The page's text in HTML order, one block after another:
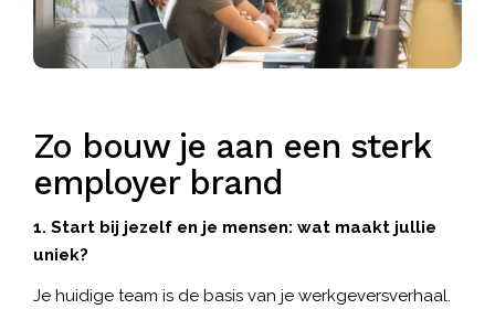
Zo bouw je aan een sterk
employer brand
1. Start bij jezelf en je mensen: wat maakt jullie
uniek?
Je huidige team is de basis van je werkgeversverhaal.